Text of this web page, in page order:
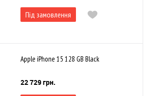
Під замовлення
Apple iPhone 15 128 GB Black
22 729 грн.